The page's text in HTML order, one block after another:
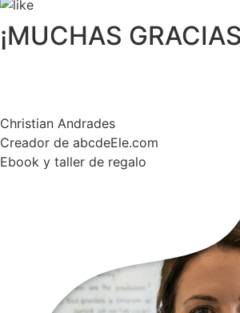
¡MUCHAS
Christian Andrades
Creador de abcdeEle.com
Ebook y taller de regalo